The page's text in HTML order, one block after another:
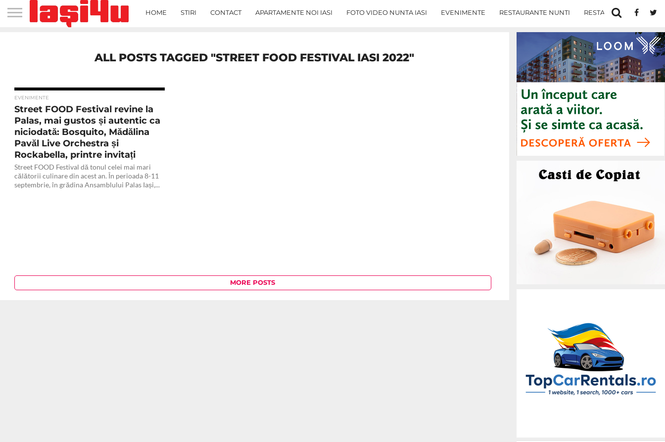
HOME STIRI CONTACT APARTAMENTE NOI IASI FOTO VIDEO NUNTA IASI EVENIMENTE RESTAURANTE NUNTI RESTAURANTE IN IASI
ALL POSTS TAGGED "STREET FOOD FESTIVAL IASI 2022"
EVENIMENTE
Street FOOD Festival revine la
Palas, mai gustos și autentic ca
niciodată: Bosquito, Mădălina
Pavăl Live Orchestra și
Rockabella, printre invitați
Street FOOD Festival dă tonul celei mai mari
călătorii culinare din acest an. În perioada 8-11
septembrie, în grădina Ansamblului Palas Iași,...
MORE POSTS